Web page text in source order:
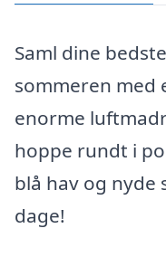
Saml dine
sommeren med
enorme
hoppe rundt i
blå hav og nyde
dage!